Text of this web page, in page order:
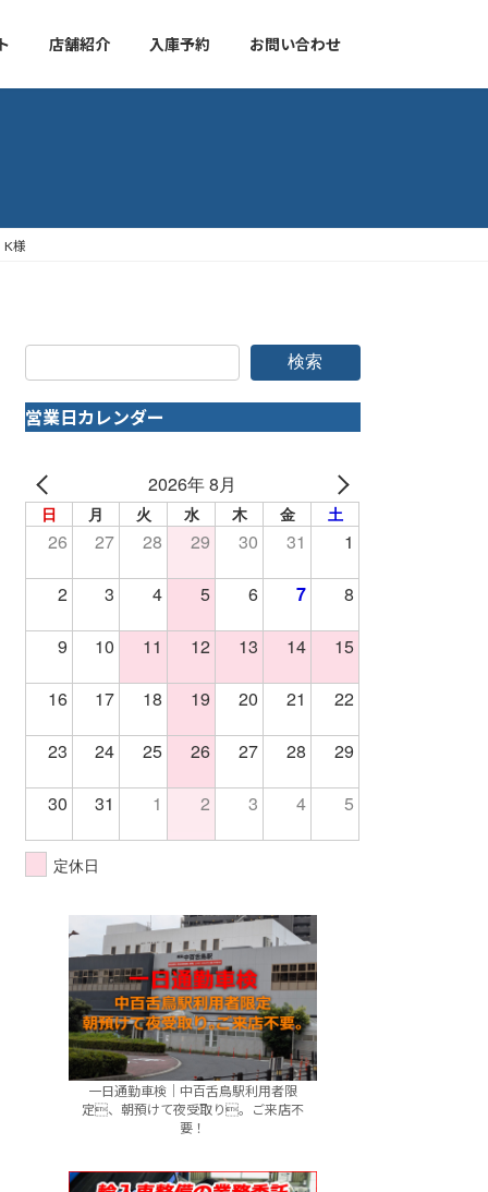
店舗紹介 入庫予約 お問い合わせ
K様
検索
営業日カレンダー
2026年 8月
日 月 火 水 木 金 土
26 27 28 29 30 31 1
2 3 4 5 6 7 8
9 10 11 12 13 14 15
16 17 18 19 20 21 22
23 24 25 26 27 28 29
30 31 1 2 3 4 5
定休日
一日通勤車検｜中百舌鳥駅利用者限
定、朝預けて夜受取り。ご来店不
要！